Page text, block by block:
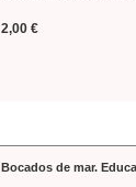
2,00 €
Bocados de mar.